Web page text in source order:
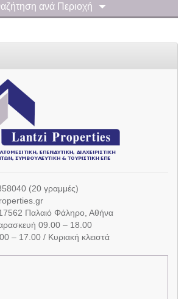
ανά Περιοχή
(20 γραμμές)
Παλαιό Φάληρο, Αθήνα
09.00 – 18.00
– 17.00 / Κυριακή κλειστά